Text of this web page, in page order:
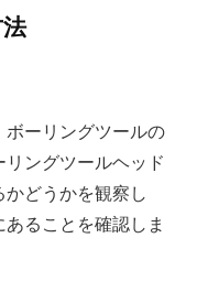
ーリングツールの
ングツールヘッド
どうかを観察し
ることを確認しま